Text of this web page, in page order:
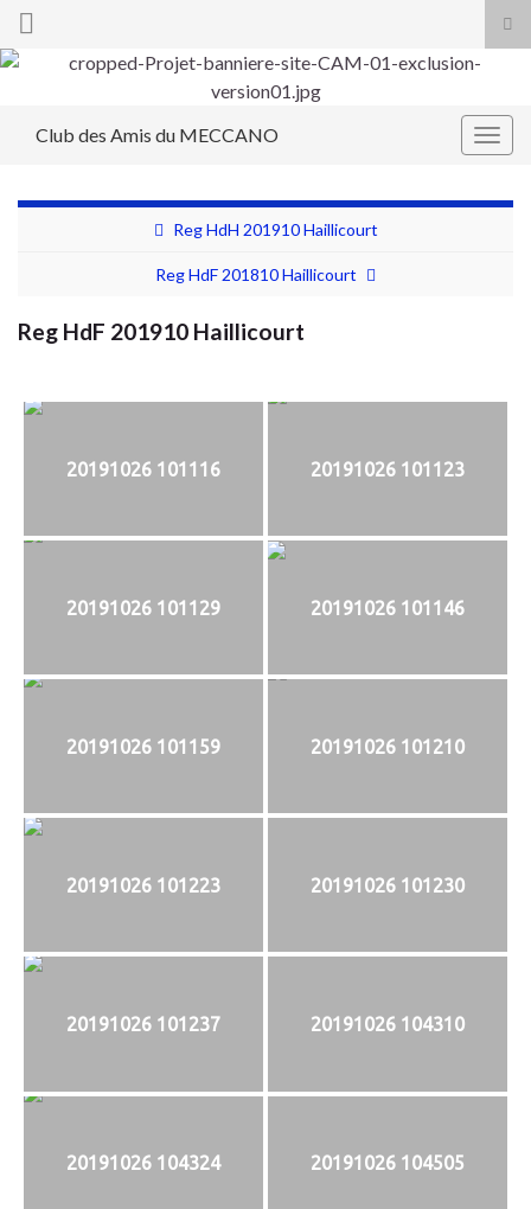
Search for:
Club des Amis du MECCANO
Reg HdH 201910 Haillicourt
Reg HdF 201810 Haillicourt
Reg HdF 201910 Haillicourt
20191026 101116 20191026 101123
20191026 101129 20191026 101146
20191026 101159 20191026 101210
20191026 101223 20191026 101230
20191026 101237 20191026 104310
20191026 104324 20191026 104505